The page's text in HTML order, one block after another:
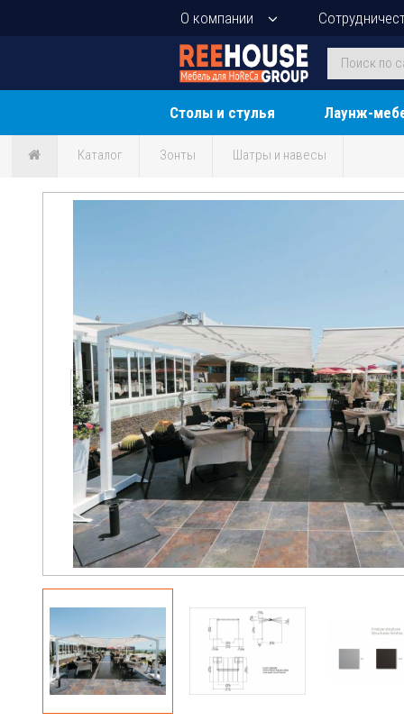
О компании
Столы и стулья Лаунж-
Каталог Зонты Шатры и навесы